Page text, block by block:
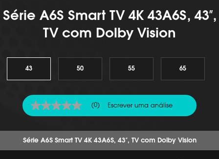
Série A6S Smart TV 4K 43A6S, 43″,
TV com Dolby Vision
43 50 55 65
Sem
valor
classificação
Link
(0) Escrever uma análise
Série A6S Smart TV 4K 43A6S, 43″, TV com Dolby Vision